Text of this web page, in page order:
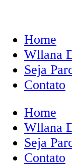
Home
Wllana
Seja
Contato
Home
Wllana
Seja
Contato